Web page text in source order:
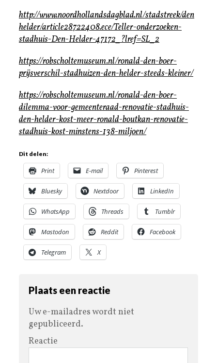
http://www.noordhollandsdagblad.nl/stadstreek/den
helder/article28722408.ece/Teller-onderzoeken-
stadhuis-Den-Helder-47172_?lref=SL_2
https://robscholtemuseum.nl/ronald-den-boer-
prijsverschil-stadhuizen-den-helder-steeds-kleiner/
https://robscholtemuseum.nl/ronald-den-boer-
dilemma-voor-gemeenteraad-renovatie-stadhuis-
den-helder-kost-meer-ronald-boutkan-renovatie-
stadhuis-kost-minstens-138-miljoen/
Dit delen:
Print E-mail Pinterest
Bluesky Nextdoor LinkedIn
WhatsApp Threads Tumblr
Mastodon Reddit Facebook
Telegram X
Plaats een reactie
Uw e-mailadres wordt niet
gepubliceerd.
Reactie